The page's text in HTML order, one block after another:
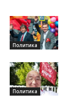
Политика
Политика